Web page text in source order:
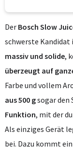
Der Bosch Slow
schwerste Kandidat
massiv und solide,
überzeugt auf
Farbe und vollem
aus 500 gsogar den
Funktion, mit der
Als einziges Gerät
bei. Dazu kommt